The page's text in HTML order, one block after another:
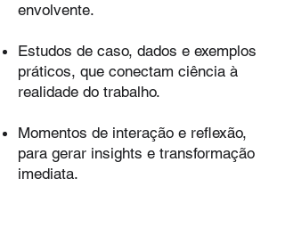
envolvente.
Estudos de caso, dados e exemplos
práticos, que conectam ciência à
realidade do trabalho.
Momentos de interação e reflexão,
para gerar insights e transformação
imediata.